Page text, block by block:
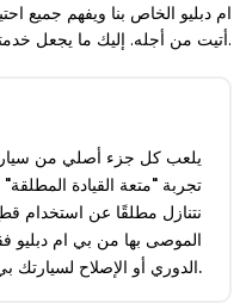
ام دبليو الخاص بنا ويفهم جميع
أتيت من أجله. إليك ما يجعل خدمتنا هي الأكثر كفاءة.
يلعب كل جزء أصلي من
تجربة "متعة القيادة المطلقة"
نتنازل مطلقًا عن استخدام
الموصى بها من بي ام دبليو
الدوري أو الإصلاح لسيارتك بي ام دبليو.